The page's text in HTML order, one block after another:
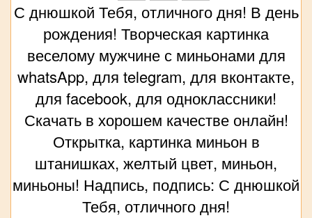
С днюшкой Тебя, отличного дня! В день
рождения! Творческая картинка
веселому мужчине с миньонами для
whatsApp, для telegram, для вконтакте,
для facebook, для одноклассники!
Скачать в хорошем качестве онлайн!
Открытка, картинка миньон в
штанишках, желтый цвет, миньон,
миньоны! Надпись, подпись: С днюшкой
Тебя, отличного дня!